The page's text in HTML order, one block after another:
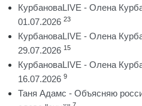
КурбановаLIVE - Олена
01.07.2026 23
КурбановаLIVE - Олена
29.07.2026 15
КурбановаLIVE - Олена
16.07.2026 9
Таня Адамс - Объясняю